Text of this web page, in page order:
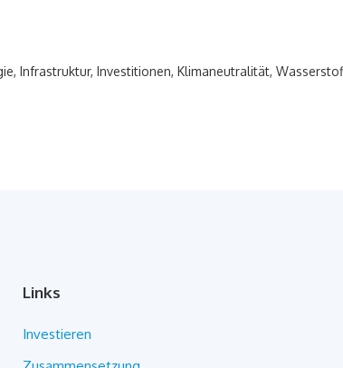
,Infrastruktur,Investitionen,Klimaneutralität,
Links
Investieren